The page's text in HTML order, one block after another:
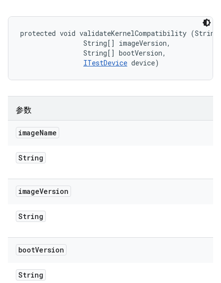
protected void validateKernelCompatibility (String
                String[] imageVersion,
                String[] bootVersion,
ITestDevice device)
参数
imageName
String
imageVersion
String
bootVersion
String